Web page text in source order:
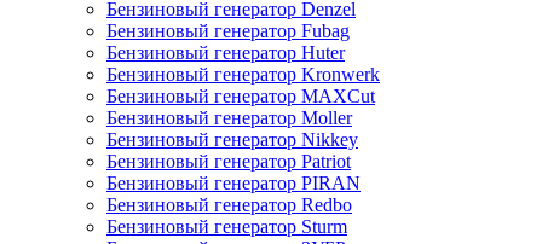
Бензиновый генератор Denzel
Бензиновый генератор Fubag
Бензиновый генератор Huter
Бензиновый генератор Kronwerk
Бензиновый генератор MAXCut
Бензиновый генератор Moller
Бензиновый генератор Nikkey
Бензиновый генератор Patriot
Бензиновый генератор PIRAN
Бензиновый генератор Redbo
Бензиновый генератор Sturm